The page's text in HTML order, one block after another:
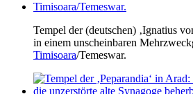
Tempel der (deutschen) ‚Ignatius
in einem unscheinbaren
Timisoara/Temeswar.